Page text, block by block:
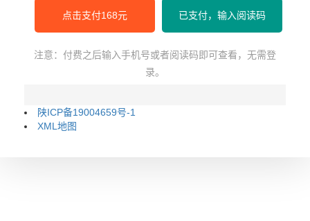
点击支付168元 已支付，输入阅读码
注意：付费之后输入手机号或者阅读码即可查看，无需登
录。
陕ICP备19004659号-1
XML地图